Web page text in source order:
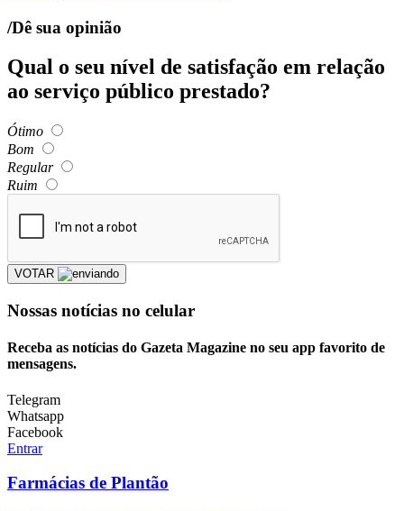
/Dê sua opinião
Qual o seu nível de satisfação em relação
ao serviço público prestado?
Ótimo
Bom
Regular
Ruim
VOTAR
Nossas notícias no celular
Receba as notícias do Gazeta Magazine no seu app favorito de
mensagens.
Telegram
Whatsapp
Facebook
Entrar
Farmácias de Plantão